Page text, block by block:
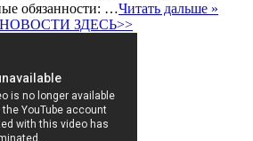
обязанности: …Читать дальше »
ЗДЕСЬ>>